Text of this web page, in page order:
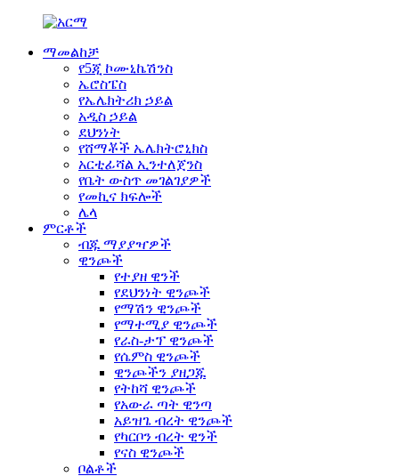
ማመልከቻ
የ5ጂ ኮሙኒኬሽንስ
ኤሮስፔስ
የኤሌክትሪክ ኃይል
አዲስ ኃይል
ደህንነት
የሸማቾች ኤሌክትሮኒክስ
አርቲፊሻል ኢንተለጀንስ
የቤት ውስጥ መገልገያዎች
የመኪና ክፍሎች
ሌላ
ምርቶች
ብጁ ማያያዣዎች
ዊንጮች
የተያዘ ዊንች
የደህንነት ዊንጮች
የማሽን ዊንጮች
የማተሚያ ዊንጮች
የራስ-ታፕ ዊንጮች
የሴምስ ዊንጮች
ዊንጮችን ያዘጋጁ
የትከሻ ዊንጮች
የአውራ ጣት ዊንጣ
አይዝጌ ብረት ዊንጮች
የካርቦን ብረት ዊንች
የናስ ዊንጮች
ቦልቶች